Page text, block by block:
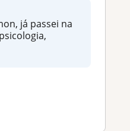
já passei na